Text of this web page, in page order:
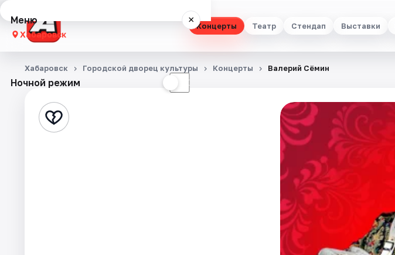
Концерты Театр Стендап Выставки
Меню ×
Хабаровск
Концерты
Стендап
Ночной режим ☾
Хабаровск Городской дворец культуры Концерты Валерий Сёмин